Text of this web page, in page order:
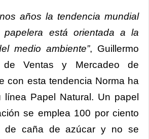
años la tendencia mundial
está orientada a la
medio ambiente”, Guillermo
de Ventas y Mercadeo de
con esta tendencia Norma ha
línea Papel Natural. Un papel
se emplea 100 por ciento
de caña de azúcar y no se